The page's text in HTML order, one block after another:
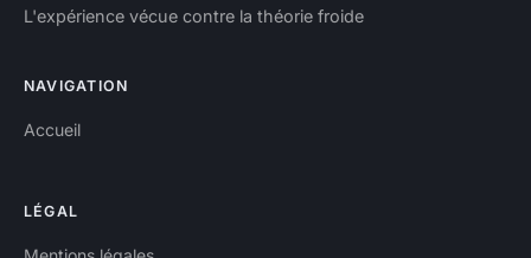
L'expérience vécue contre la théorie froide
NAVIGATION
Accueil
LÉGAL